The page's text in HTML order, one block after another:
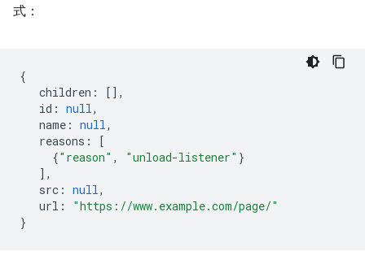
式：
{
children :
[],
id : null,
name : null,
reasons :
[
{"reason" , "unload-listener" }
],
src : null,
url :
"https://www.example.com/page/"
}